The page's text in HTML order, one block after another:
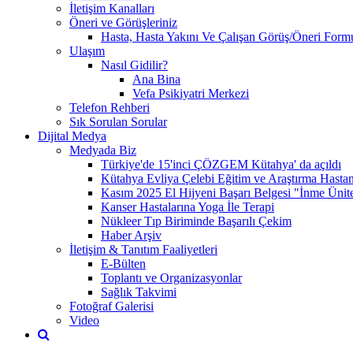
İletişim Kanalları
Öneri ve Görüşleriniz
Hasta, Hasta Yakını Ve Çalışan Görüş/Öneri
Ulaşım
Nasıl Gidilir?
Ana Bina
Vefa Psikiyatri Merkezi
Telefon Rehberi
Sık Sorulan Sorular
Dijital Medya
Medyada Biz
Türkiye'de 15'inci ÇÖZGEM Kütahya' da açıldı
Kütahya Evliya Çelebi Eğitim ve Araştırma
Kasım 2025 El Hijyeni Başarı Belgesi "İnme
Kanser Hastalarına Yoga İle Terapi
Nükleer Tıp Biriminde Başarılı Çekim
Haber Arşiv
İletişim & Tanıtım Faaliyetleri
E-Bülten
Toplantı ve Organizasyonlar
Sağlık Takvimi
Fotoğraf Galerisi
Video